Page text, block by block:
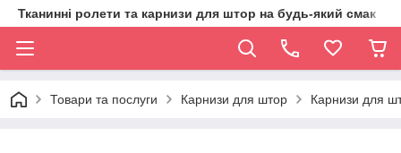
Тканинні ролети та карнизи для штор на будь-який смак
Товари та послуги Карнизи для штор Карнизи для